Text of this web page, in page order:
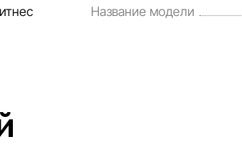
Название модели